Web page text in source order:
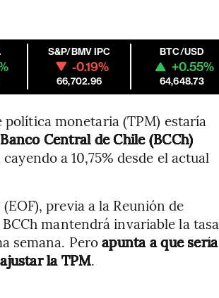
S&P/BMV IPC
-0.19%
66,702.96
BTC/USD
+0.55%
64,648.73
monetaria (TPM) estaría
Central de Chile (BCCh)
cayendo a 10,75% desde el actual
previa a la Reunión de
mantendrá invariable la tasa
semana. Peroapunta a que sería
la TPM.